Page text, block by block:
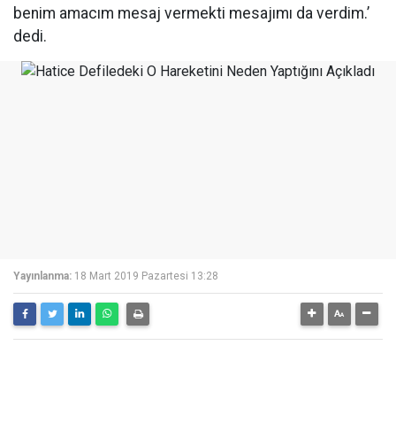
benim amacım mesaj vermekti mesajımı da verdim.’
dedi.
Yayınlanma: 18 Mart 2019 Pazartesi 13:28